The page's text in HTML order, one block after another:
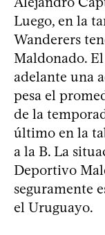
Luego, en la
Wanderers
Maldonado.
adelante una
pesa el
de la
último en la
a la B. La
Deportivo
seguramente
el Uruguayo.